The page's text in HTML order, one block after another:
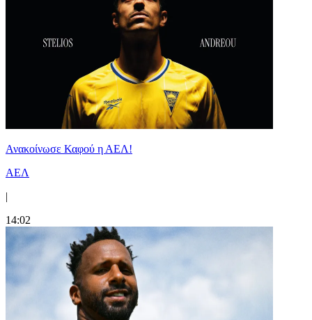
Ανακοίνωσε Καφού η ΑΕΛ!
ΑΕΛ
|
14:02